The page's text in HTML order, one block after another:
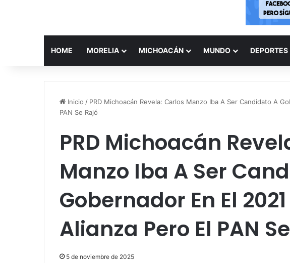
HOME MORELIA MICHOACÁN MUNDO DEPORTES
Inicio / PRD Michoacán Revela: Carlos Manzo Iba A Ser Candidato A
PAN Se Rajó
PRD Michoacán
Manzo Iba A Ser
Gobernador En El
Alianza Pero El PAN
5 de noviembre de 2025